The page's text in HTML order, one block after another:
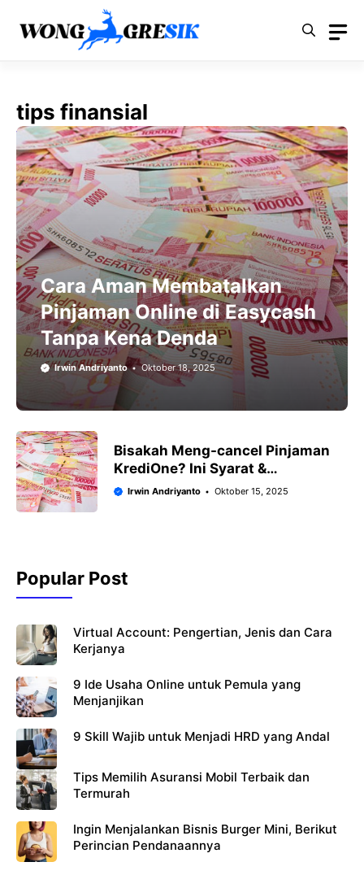
tips finansial
Cara Aman Membatalkan
Pinjaman Online di Easycash
Tanpa Kena Denda
Irwin Andriyanto Oktober 18, 2025
Bisakah Meng-cancel Pinjaman
KrediOne? Ini Syarat &
Prosedurnya
Irwin Andriyanto Oktober 15, 2025
Popular Post
Virtual Account: Pengertian, Jenis dan Cara
Kerjanya
9 Ide Usaha Online untuk Pemula yang
Menjanjikan
9 Skill Wajib untuk Menjadi HRD yang Andal
Tips Memilih Asuransi Mobil Terbaik dan
Termurah
Ingin Menjalankan Bisnis Burger Mini, Berikut
Perincian Pendanaannya